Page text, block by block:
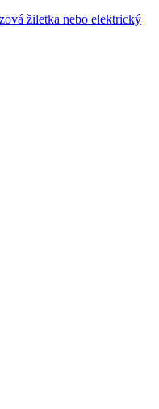
žiletka nebo elektrický